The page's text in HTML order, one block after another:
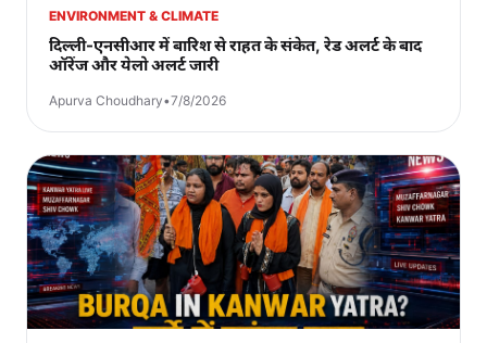
ENVIRONMENT & CLIMATE
दिल्ली-एनसीआर में बारिश से राहत के संकेत, रेड अलर्ट के बाद
ऑरेंज और येलो अलर्ट जारी
Apurva Choudhary•7/8/2026